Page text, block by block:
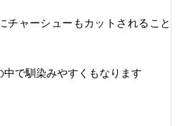
チャーシューもカットされること
で馴染みやすくもなります